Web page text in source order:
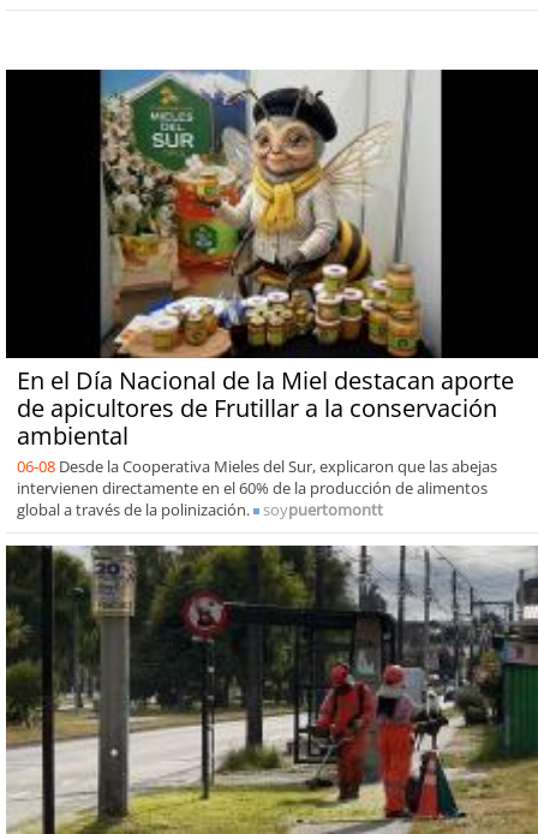
En el Día Nacional de la Miel destacan aporte
de apicultores de Frutillar a la conservación
ambiental
06-08 Desde la Cooperativa Mieles del Sur, explicaron que las abejas
intervienen directamente en el 60% de la producción de alimentos
global a través de la polinización.
soypuertomontt